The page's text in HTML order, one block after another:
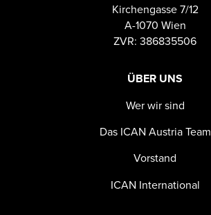
Kirchengasse 7/12
A-1070 Wien
ZVR: 386835506
ÜBER UNS
Wer wir sind
Das ICAN Austria Team
Vorstand
ICAN International